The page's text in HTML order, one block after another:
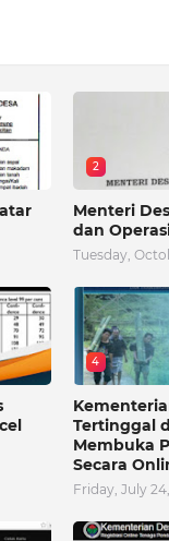
2
Menteri
dan
Tuesday,
4
Tertinggal
Membuka
Secara
Friday, July